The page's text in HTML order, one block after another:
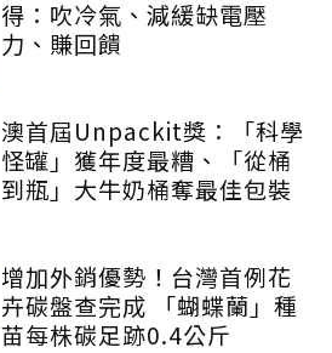
得：吹冷氣、減緩缺電壓
力、賺回饋
澳首屆Unpackit獎：「科學
怪罐」獲年度最糟、「從桶
到瓶」大牛奶桶奪最佳包裝
增加外銷優勢！台灣首例花
卉碳盤查完成 「蝴蝶蘭」種
苗每株碳足跡0.4公斤